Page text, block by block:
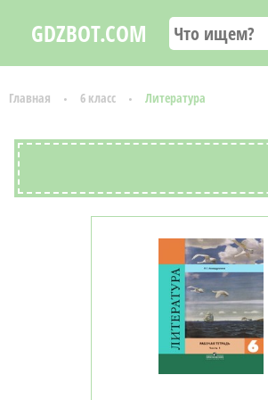
GDZBOT.COM
Главная 6 класс Литература